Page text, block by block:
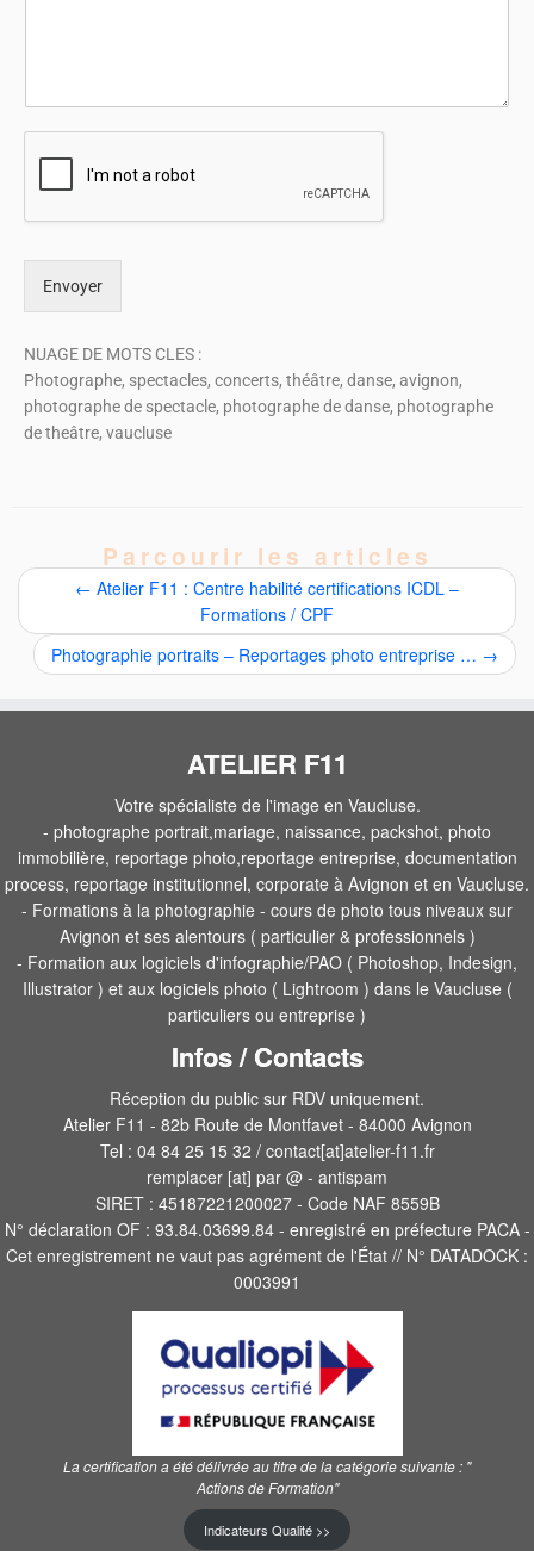
Envoyer
NUAGE DE MOTS CLES :
Photographe, spectacles, concerts, théâtre, danse, avignon,
photographe de spectacle, photographe de danse, photographe
de theâtre, vaucluse
Parcourir les articles
← Atelier F11 : Centre habilité certifications ICDL –
Formations / CPF
Photographie portraits – Reportages photo entreprise … →
ATELIER F11
Votre spécialiste de l'image en Vaucluse.
- photographe portrait,mariage, naissance, packshot, photo
immobilière, reportage photo,reportage entreprise, documentation
process, reportage institutionnel, corporate à Avignon et en Vaucluse.
- Formations à la photographie - cours de photo tous niveaux sur
Avignon et ses alentours ( particulier & professionnels )
- Formation aux logiciels d'infographie/PAO ( Photoshop, Indesign,
Illustrator ) et aux logiciels photo ( Lightroom ) dans le Vaucluse (
particuliers ou entreprise )
Infos / Contacts
Réception du public sur RDV uniquement.
Atelier F11 - 82b Route de Montfavet - 84000 Avignon
Tel : 04 84 25 15 32 / contact[at]atelier-f11.fr
remplacer [at] par @ - antispam
SIRET : 45187221200027 - Code NAF 8559B
N° déclaration OF : 93.84.03699.84 - enregistré en préfecture PACA -
Cet enregistrement ne vaut pas agrément de l'État // N° DATADOCK :
0003991
La certification a été délivrée au titre de la catégorie suivante : "
Actions de Formation"
Indicateurs Qualité >>